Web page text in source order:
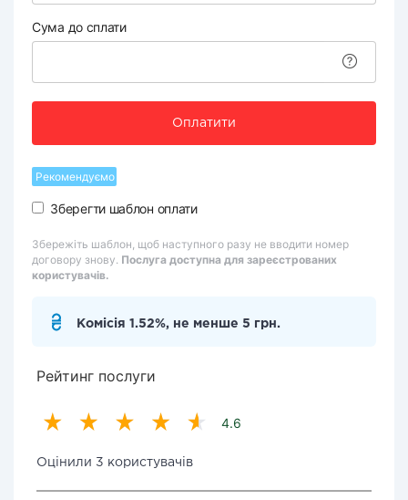
Сума до сплати
Оплатити
Рекомендуємо
Зберегти шаблон оплати
Збережіть шаблон, щоб наступного разу не вводити номер
договору знову. Послуга доступна для зареєстрованих
користувачів.
Комісія 1.52%, не менше 5 грн.
Рейтинг послуги
4.6
Оцінили 3 користувачів